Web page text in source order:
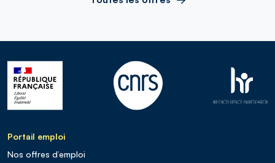
Portail emploi
Nos offres d’emploi